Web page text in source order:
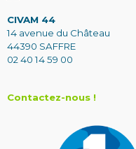
CIVAM 44
14 avenue du Château
44390 SAFFRE
02 40 14 59 00
Contactez-nous !